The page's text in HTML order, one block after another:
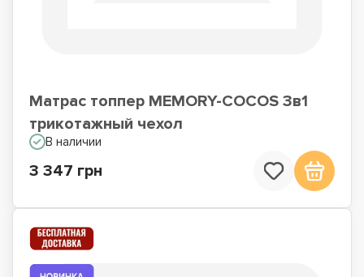
Матрас топпер MEMORY-COCOS 3в1
трикотажный чехол
В наличии
3 347 грн